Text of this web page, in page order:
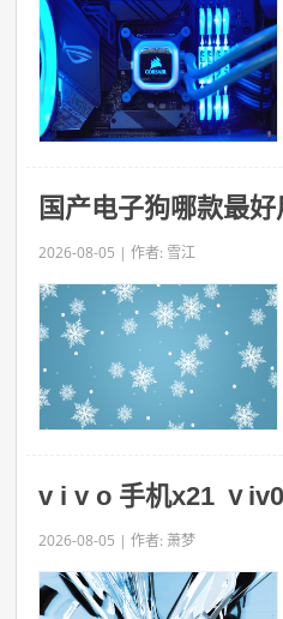
国产电子狗哪款最好
2026-08-05 | 作者: 雪江
v i v o 手机x21
2026-08-05 | 作者: 萧梦